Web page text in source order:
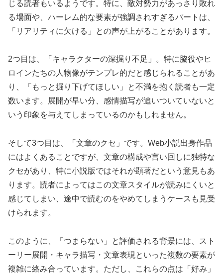
じる読者もいるようです。特に、敵対勢力があっさり敗れ
る場面や、ハーレム的な要素が強調されすぎるパートは、
「リアリティに欠ける」との声が上がることがあります。
2つ目は、「キャラクターの深掘り不足」。特に脇役やヒ
ロインたちの人物像がテンプレ的だと感じられることがあ
り、「もっと掘り下げてほしい」と不満を抱く読者も一定
数います。展開が早い分、感情描写が追いついていないと
いう印象を与えてしまっているのかもしれません。
そして3つ目は、「文章のクセ」です。Web小説出身作品
にはよくあることですが、文章の構成や言い回しに独特な
クセがあり、特に小説版ではそれが顕著だという意見もあ
ります。読者によってはこの文章スタイルが読みにくいと
感じてしまい、途中で読むのをやめてしまうケースも見受
けられます。
このように、「つまらない」と評価される背景には、スト
ーリー展開・キャラ描写・文章表現といった複数の要素が
複雑に絡み合っています。ただし、これらの点は「好み」